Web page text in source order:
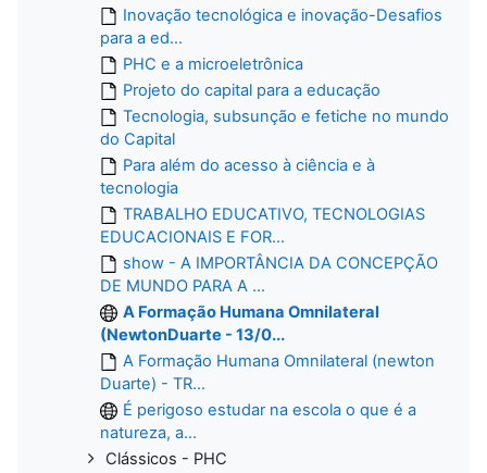
Inovação tecnológica e inovação-Desafios
para a ed...
PHC e a microeletrônica
Projeto do capital para a educação
Tecnologia, subsunção e fetiche no mundo
do Capital
Para além do acesso à ciência e à
tecnologia
TRABALHO EDUCATIVO, TECNOLOGIAS
EDUCACIONAIS E FOR...
show - A IMPORTÂNCIA DA CONCEPÇÃO
DE MUNDO PARA A ...
A Formação Humana Omnilateral
(NewtonDuarte - 13/0...
A Formação Humana Omnilateral (newton
Duarte) - TR...
É perigoso estudar na escola o que é a
natureza, a...
Clássicos - PHC